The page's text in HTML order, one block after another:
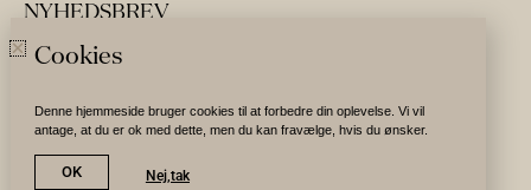
NYHEDSBREV
Tilmeld nyhedsbrev
Cookies
Denne hjemmeside bruger cookies til at forbedre din oplevelse. Vi vil
antage, at du er ok med dette, men du kan fravælge, hvis du ønsker.
OK Nej,tak